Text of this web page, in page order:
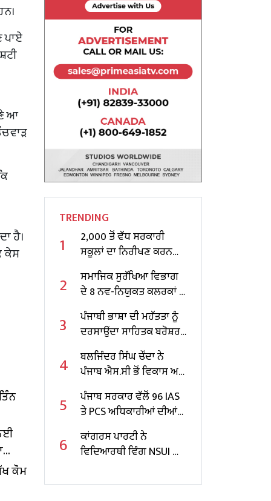
ਪਾਏ
ਆ
ਹੈ।
ਕੇਸ
ਕੌਮ
TRENDING
1
2,000 ਤੋਂ ਵੱਧ ਸਰਕਾਰੀ
ਸਕੂਲਾਂ ਦਾ ਨਿਰੀਖਣ ਕਰਨ
ਵਾਲੇ ਪੰਜਾਬ ਦੇ ਪਹਿਲੇ
ਸਿੱਖਿਆ ਮੰਤਰੀ ਬਣੇ ਹਰਜੋਤ
ਸਿੰਘ ਬੈਂਸ
2
ਸਮਾਜਿਕ ਸੁਰੱਖਿਆ ਵਿਭਾਗ
ਦੇ 8 ਨਵ-ਨਿਯੁਕਤ ਕਲਰਕਾਂ ਨੂੰ
ਨਿਯੁਕਤੀ ਪੱਤਰ ਸੌਂਪੇ
3
ਪੰਜਾਬੀ ਭਾਸ਼ਾ ਦੀ ਮਹੱਤਤਾ ਨੂੰ
ਦਰਸਾਉਂਦਾ ਸਾਹਿਤਕ ਬਰੋਸ਼ਰ
ਜਾਰੀ
4
ਬਲਜਿੰਦਰ ਸਿੰਘ ਚੌਂਦਾ ਨੇ
ਪੰਜਾਬ ਐਸ.ਸੀ ਭੋਂ ਵਿਕਾਸ ਅਤੇ
ਵਿੱਤ ਕਾਰਪੋਰੇਸ਼ਨ ਦੇ ਚੇਅਰਮੈਨ
ਵਜੋਂ ਸੰਭਾਲਿਆ ਕਾਰਜਭਾਰ
5
ਪੰਜਾਬ ਸਰਕਾਰ ਵੱਲੋਂ 96 IAS
ਤੇ PCS ਅਧਿਕਾਰੀਆਂ ਦੀਆਂ
ਬਦਲੀਆਂ
6
ਕਾਂਗਰਸ ਪਾਰਟੀ ਨੇ
ਵਿਦਿਆਰਥੀ ਵਿੰਗ NSUI ਦਾ